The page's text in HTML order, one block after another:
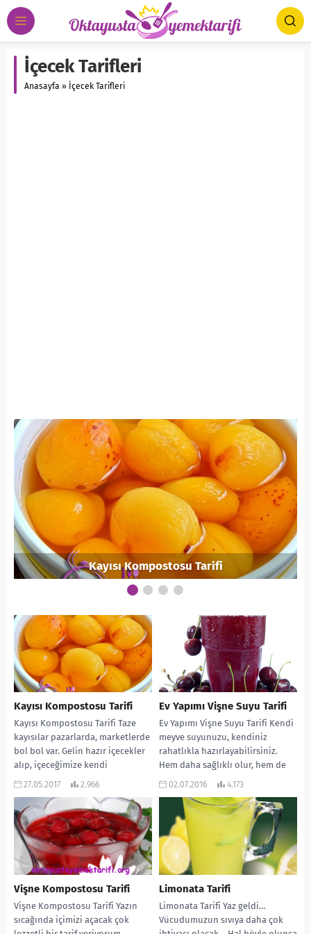
İçecek Tarifleri
Anasayfa » İçecek Tarifleri
Kayısı Kompostosu Tarifi
Kayısı Kompostosu Tarifi
Kayısı Kompostosu Tarifi Taze
kayısılar pazarlarda, marketlerde
bol bol var. Gelin hazır içecekler
alıp, içeceğimize kendi
içeceğimizi kendimiz yapalım.
27.05.2017 2.966
Ev Yapımı Vişne Suyu Tarifi
Ev Yapımı Vişne Suyu Tarifi Kendi
meyve suyunuzu, kendiniz
rahatlıkla hazırlayabilirsiniz.
Hem daha sağlıklı olur, hem de
ailenize içirirken içiniz...
02.07.2016 4.173
Vişne Kompostosu Tarifi
Vişne Kompostosu Tarifi Yazın
sıcağında içimizi açacak çok
Limonata Tarifi
Limonata Tarifi Yaz geldi…
Vücudumuzun sıvıya daha çok